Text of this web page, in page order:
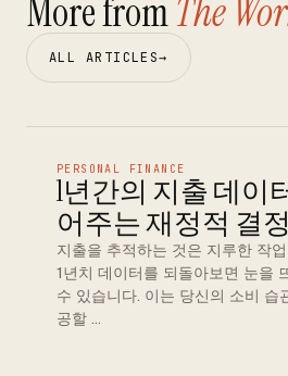
More fromThe
ALL ARTICLES→
PERSONAL FINANCE
1년간의 지출 데이
어주는 재정적 결정
지출을 추적하는 것은 지루한 작
1년치 데이터를 되돌아보면 눈을
수 있습니다. 이는 당신의 소비 습
공할 …